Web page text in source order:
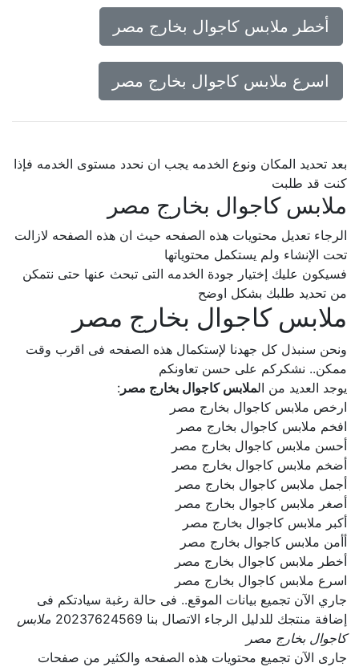
أخطر ملابس كاجوال بخارج مصر
اسرع ملابس كاجوال بخارج مصر
بعد تحديد المكان ونوع الخدمه يجب ان نحدد مستوى الخدمه فإذا
كنت قد طلبت
ملابس كاجوال بخارج مصر
الرجاء تعديل محتويات هذه الصفحه حيث ان هذه الصفحه لازالت
تحت الإنشاء ولم يستكمل محتوياتها
فسيكون عليك إختيار جودة الخدمه التى تبحث عنها حتى نتمكن
من تحديد طلبك بشكل اوضح
ملابس كاجوال بخارج مصر
ونحن سنبذل كل جهدنا لإستكمال هذه الصفحه فى اقرب وقت
ممكن.. نشكركم على حسن تعاونكم
يوجد العديد من ال ملابس كاجوال بخارج مصر:
ارخص ملابس كاجوال بخارج مصر
افخم ملابس كاجوال بخارج مصر
أحسن ملابس كاجوال بخارج مصر
أضخم ملابس كاجوال بخارج مصر
أجمل ملابس كاجوال بخارج مصر
أصغر ملابس كاجوال بخارج مصر
أكبر ملابس كاجوال بخارج مصر
أأمن ملابس كاجوال بخارج مصر
أخطر ملابس كاجوال بخارج مصر
اسرع ملابس كاجوال بخارج مصر
جاري الآن تجميع بيانات الموقع.. فى حالة رغبة سيادتكم فى
إضافة منتجك للدليل الرجاء الاتصال بنا 20237624569
ملابس
كاجوال بخارج مصر
جارى الآن تجميع محتويات هذه الصفحه والكثير من صفحات